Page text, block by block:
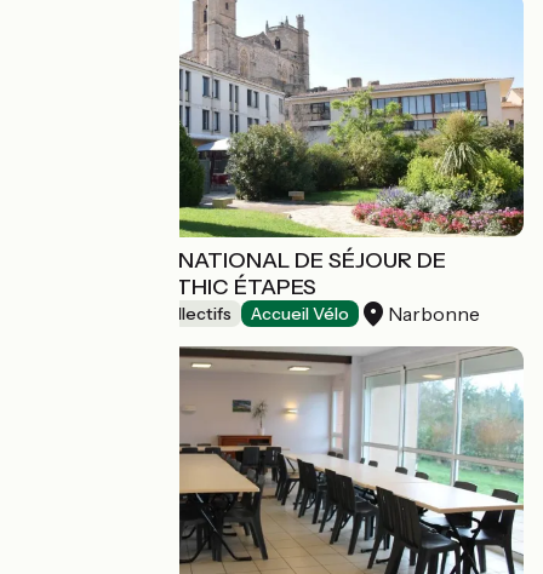
CENTRE INTERNATIONAL DE SÉJOUR DE
NARBONNE - ÉTHIC ÉTAPES
Hébergements collectifs Accueil Vélo Narbonne